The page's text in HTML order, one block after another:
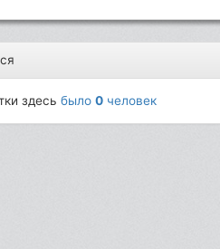
здесьбыло0 человек